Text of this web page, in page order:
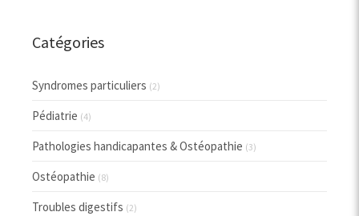
Catégories
Syndromes particuliers (2)
Pédiatrie (4)
Pathologies handicapantes & Ostéopathie (3)
Ostéopathie (8)
Troubles digestifs (2)